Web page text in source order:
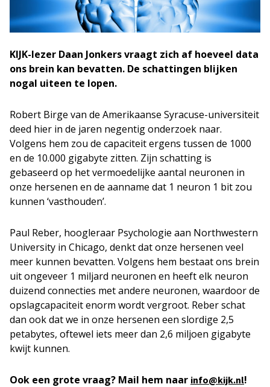
KIJK-lezer Daan Jonkers vraagt zich af hoeveel data
ons brein kan bevatten. De schattingen blijken
nogal uiteen te lopen.
Robert Birge van de Amerikaanse Syracuse-universiteit
deed hier in de jaren negentig onderzoek naar.
Volgens hem zou de capaciteit ergens tussen de 1000
en de 10.000 gigabyte zitten. Zijn schatting is
gebaseerd op het vermoedelijke aantal neuronen in
onze hersenen en de aanname dat 1 neuron 1 bit zou
kunnen ‘vasthouden’.
Paul Reber, hoogleraar Psychologie aan Northwestern
University in Chicago, denkt dat onze hersenen veel
meer kunnen bevatten. Volgens hem bestaat ons brein
uit ongeveer 1 miljard neuronen en heeft elk neuron
duizend connecties met andere neuronen, waardoor de
opslagcapaciteit enorm wordt vergroot. Reber schat
dan ook dat we in onze hersenen een slordige 2,5
petabytes, oftewel iets meer dan 2,6 miljoen gigabyte
kwijt kunnen.
Ook een grote vraag? Mail hem naar info@kijk.nl!